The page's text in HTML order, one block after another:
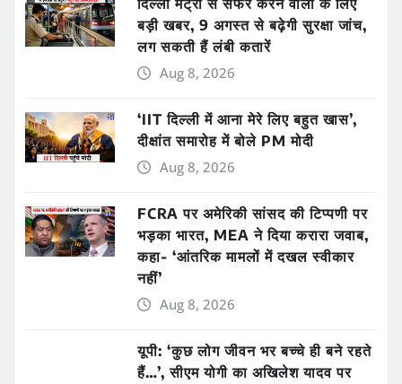
दिल्ली मेट्रो से सफर करने वालों के लिए
बड़ी खबर, 9 अगस्त से बढ़ेगी सुरक्षा जांच,
लग सकती हैं लंबी कतारें
Aug 8, 2026
‘IIT दिल्ली में आना मेरे लिए बहुत खास’,
दीक्षांत समारोह में बोले PM मोदी
Aug 8, 2026
FCRA पर अमेरिकी सांसद की टिप्पणी पर
भड़का भारत, MEA ने दिया करारा जवाब,
कहा- ‘आंतरिक मामलों में दखल स्वीकार
नहीं’
Aug 8, 2026
यूपी: ‘कुछ लोग जीवन भर बच्चे ही बने रहते
हैं…’, सीएम योगी का अखिलेश यादव पर